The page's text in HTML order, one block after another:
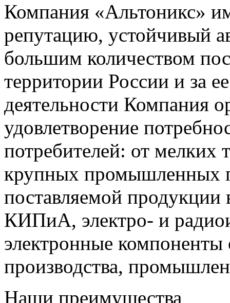
Компания «Альтоникс»
репутацию, устойчивый
большим количеством
территории России и за
деятельности Компания
удовлетворение
потребителей: от мелких
крупных промышленных
поставляемой продукции
КИПиА, электро- и
электронные компоненты
производства,
Наши преимущества